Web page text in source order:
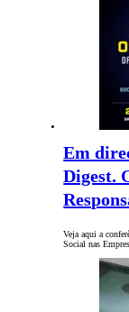
Em
Digest.
Veja aqui a
Social nas